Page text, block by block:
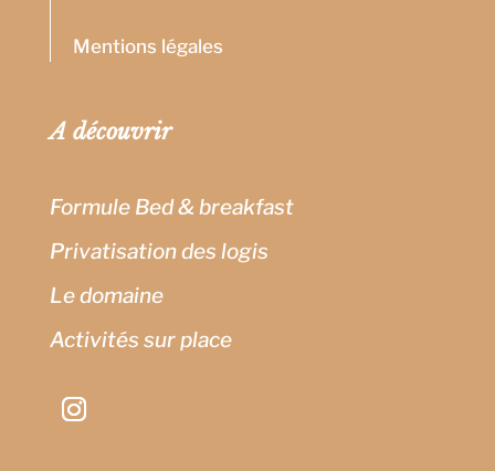
Mentions légales
A découvrir
Formule Bed & breakfast
Privatisation des logis
Le domaine
Activités sur place